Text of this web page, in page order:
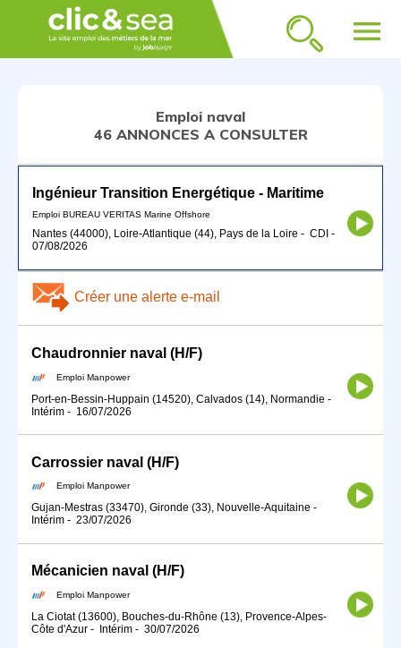
menu
Emploi naval
46 ANNONCES A CONSULTER
Ingénieur Transition Energétique - Maritime
Emploi BUREAU VERITAS Marine Offshore
Nantes (44000), Loire-Atlantique (44), Pays de la Loire - CDI -
07/08/2026
Créer une alerte e-mail
Chaudronnier naval (H/F)
Emploi Manpower
Port-en-Bessin-Huppain (14520), Calvados (14), Normandie -
Intérim - 16/07/2026
Carrossier naval (H/F)
Emploi Manpower
Gujan-Mestras (33470), Gironde (33), Nouvelle-Aquitaine -
Intérim - 23/07/2026
Mécanicien naval (H/F)
Emploi Manpower
La Ciotat (13600), Bouches-du-Rhône (13), Provence-Alpes-
Côte d'Azur - Intérim - 30/07/2026